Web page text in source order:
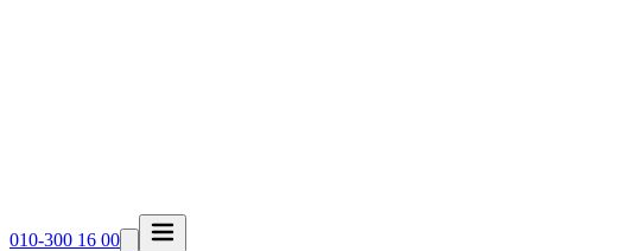
010-300 16 00